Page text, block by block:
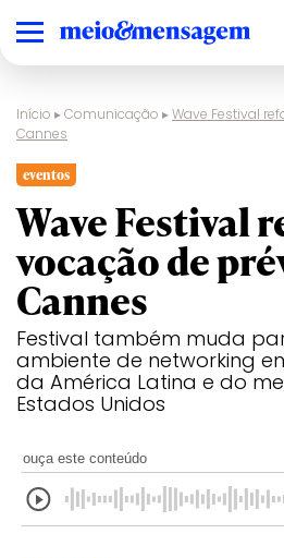
Início ▸Comunicação ▸Wave Festival
Cannes
eventos
Wave Festival
vocação de
Cannes
Festival também muda
ambiente de networking
da América Latina e do
Estados Unidos
ouça este conteúdo